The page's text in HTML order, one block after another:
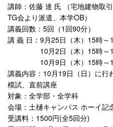
講師：佐藤 達 氏 （宅地建物取
TG会より派遣、本学OB）
講義回数：5回（1回90分）
講 義 日：9月25日（木）15時～
10月2日（木）15時～18
10月9日（木）15時～16
講義内容：10月19日（日）に行
模試、直前講座
対象：全学部・全学科
会場：土樋キャンパス ホーイ記
受講料：1500円(全5回分)